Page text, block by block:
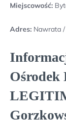
Miejscowość:
Adres: Nawrata
Ośrodek